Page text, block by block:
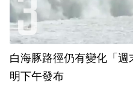
白海豚路徑仍有變化「
明下午發布